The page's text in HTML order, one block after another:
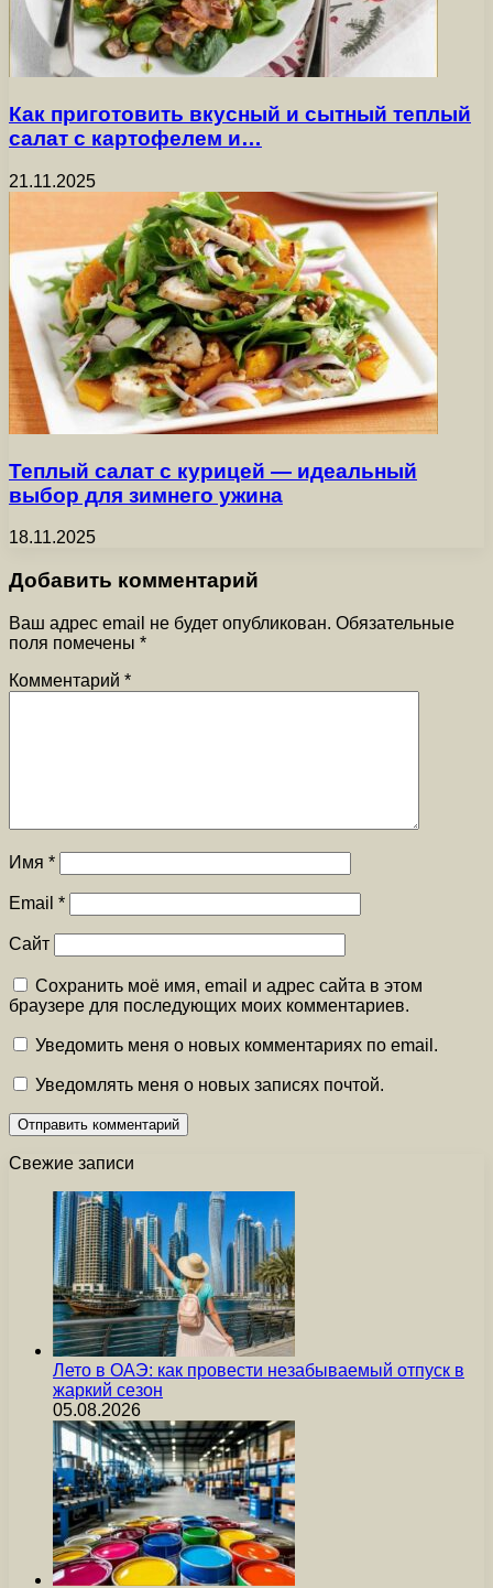
Как приготовить вкусный и сытный теплый
салат с картофелем и…
21.11.2025
Теплый салат с курицей — идеальный
выбор для зимнего ужина
18.11.2025
Добавить комментарий
Ваш адрес email не будет опубликован. Обязательные
поля помечены *
Комментарий *
Имя *
Email *
Сайт
Сохранить моё имя, email и адрес сайта в этом
браузере для последующих моих комментариев.
Уведомить меня о новых комментариях по email.
Уведомлять меня о новых записях почтой.
Свежие записи
Лето в ОАЭ: как провести незабываемый отпуск в
жаркий сезон
05.08.2026